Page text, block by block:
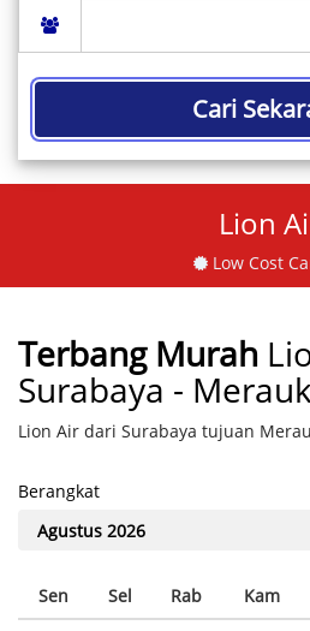
Cari
Lion
Low Cost
Terbang Murah
Surabaya -
Lion Air dari Surabaya tujuan
Berangkat
Sen Sel Rab Kam